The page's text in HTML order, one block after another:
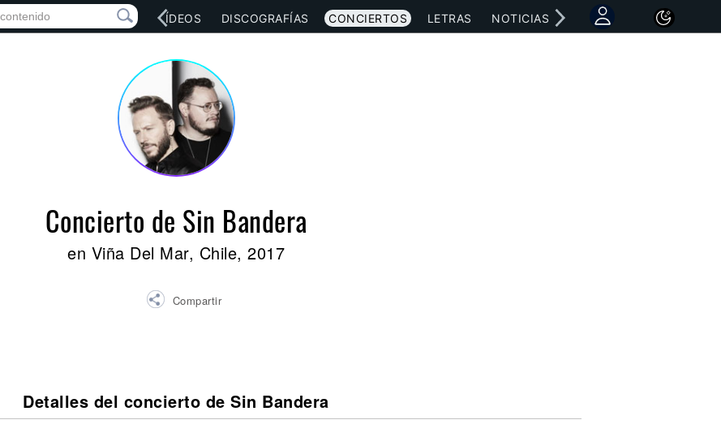
RED SOCIAL MÚSICA VÍDEOS DISCOGRAFÍAS CONCIERTOS LETRAS NOTICIAS
Concierto de Sin Bandera
en Viña Del Mar, Chile, 2017
Compartir
Detalles del concierto de Sin Bandera